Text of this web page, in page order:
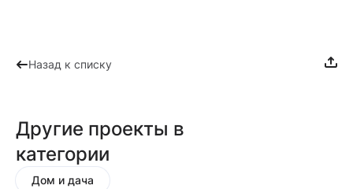
Назад к списку
Другие проекты в
категории
Дом и дача